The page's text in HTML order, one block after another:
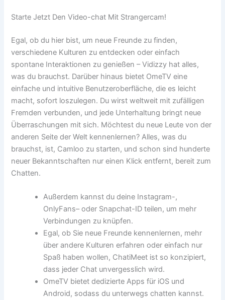
Starte Jetzt Den Video-chat Mit Strangercam!
Egal, ob du hier bist, um neue Freunde zu finden,
verschiedene Kulturen zu entdecken oder einfach
spontane Interaktionen zu genießen – Vidizzy hat alles,
was du brauchst. Darüber hinaus bietet OmeTV eine
einfache und intuitive Benutzeroberfläche, die es leicht
macht, sofort loszulegen. Du wirst weltweit mit zufälligen
Fremden verbunden, und jede Unterhaltung bringt neue
Überraschungen mit sich. Möchtest du neue Leute von der
anderen Seite der Welt kennenlernen? Alles, was du
brauchst, ist, Camloo zu starten, und schon sind hunderte
neuer Bekanntschaften nur einen Klick entfernt, bereit zum
Chatten.
Außerdem kannst du deine Instagram-,
OnlyFans– oder Snapchat-ID teilen, um mehr
Verbindungen zu knüpfen.
Egal, ob Sie neue Freunde kennenlernen, mehr
über andere Kulturen erfahren oder einfach nur
Spaß haben wollen, ChatiMeet ist so konzipiert,
dass jeder Chat unvergesslich wird.
OmeTV bietet dedizierte Apps für iOS und
Android, sodass du unterwegs chatten kannst.